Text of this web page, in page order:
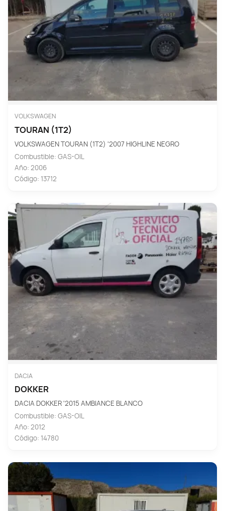
VOLKSWAGEN
TOURAN (1T2)
VOLKSWAGEN TOURAN (1T2) '2007 HIGHLINE NEGRO
Combustible: GAS-OIL
Año: 2006
Código: 13712
DACIA
DOKKER
DACIA DOKKER '2015 AMBIANCE BLANCO
Combustible: GAS-OIL
Año: 2012
Código: 14780